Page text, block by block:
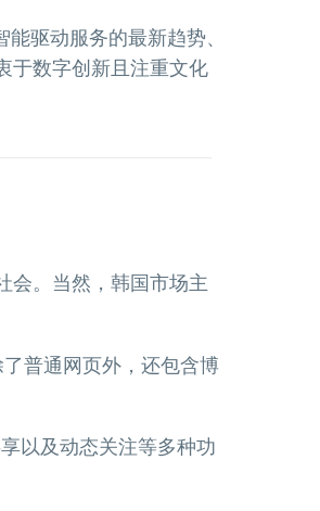
驱动服务的最新趋势、
于数字创新且注重文化
会。当然，韩国市场主
普通网页外，还包含博
以及动态关注等多种功